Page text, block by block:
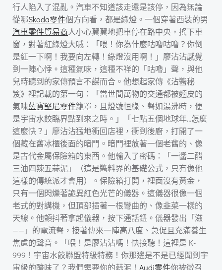
行人陷入了混亂。汽車不知道該走還是該停，因為無論
從哪Skoda零件個方向看，都是綠燈。一個穿著西裝的男
汽車零件貿易商人小心翼翼地把車停在路中央，搖下車
窗，對著紅綠燈大喊：「喂！你為什麼咕嚕咕嚕？你倒
是紅一下啊！我要向左轉！綠燈沒用啊！」廖沾沾感覺
到一陣心悸。這種氣味，這種不祥的「咕嚕」聲，與他
兒時聽到的家傳預言不謀而合。他想起家傳《沾醬秘
笈》裡記載的第一句：「當世間萬物的交通都被麵皮的
氣味藍寶堅尼零件籠罩，且燈號恒綠、聲如湯沸時，便
是宇宙水餃臨界點到來之時。」「七點五個地球年…怎麼
這麼快？」廖沾沾猛地衝回店裡，衝到後廚，打開了一
個藏在舊冰櫃後面的暗門。暗門裡放著一個老舊的、像
是古代金屬保險箱的東西。他輸入了密碼：「一醬二醋
三油四辣五蒜泥」（這是醬料界的基礎公式，只有像他
這樣的傳統派才會用）。保險箱打開，裡面沒有黃金，
只有一個閃爍著詭異紅色光芒的儀器。這儀器很像一個
老式的對講機，但頂部插著一根彎曲的、像韭菜一樣的
天線。他顫抖著拿起儀器，按下通話鈕。儀器發出「滋
——」的電流聲，接著傳來一陣高八度、急促且充滿養生
焦慮的聲音。「喂！是廖沾沾嗎！快接聽！這裡是 K-
999！宇宙水餃聯盟特級特務！你那邊是不是已經聞到宇
宙級的酸味了？我們需要你的蒜泥！ Audi零件你被徵召